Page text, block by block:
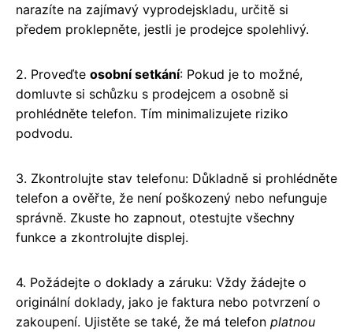
narazíte na zajímavý vyprodejskladu, určitě si
předem proklepněte, jestli je prodejce spolehlivý.
2. Proveďte osobní setkání: Pokud je to možné,
domluvte si schůzku s prodejcem a osobně si
prohlédněte telefon. Tím minimalizujete riziko
podvodu.
3. Zkontrolujte stav telefonu: Důkladně si prohlédněte
telefon a ověřte, že není poškozený nebo nefunguje
správně. Zkuste ho zapnout, otestujte všechny
funkce a zkontrolujte displej.
4. Požádejte o doklady a záruku: Vždy žádejte o
originální doklady, jako je faktura nebo potvrzení o
zakoupení. Ujistěte se také, že má telefon platnou